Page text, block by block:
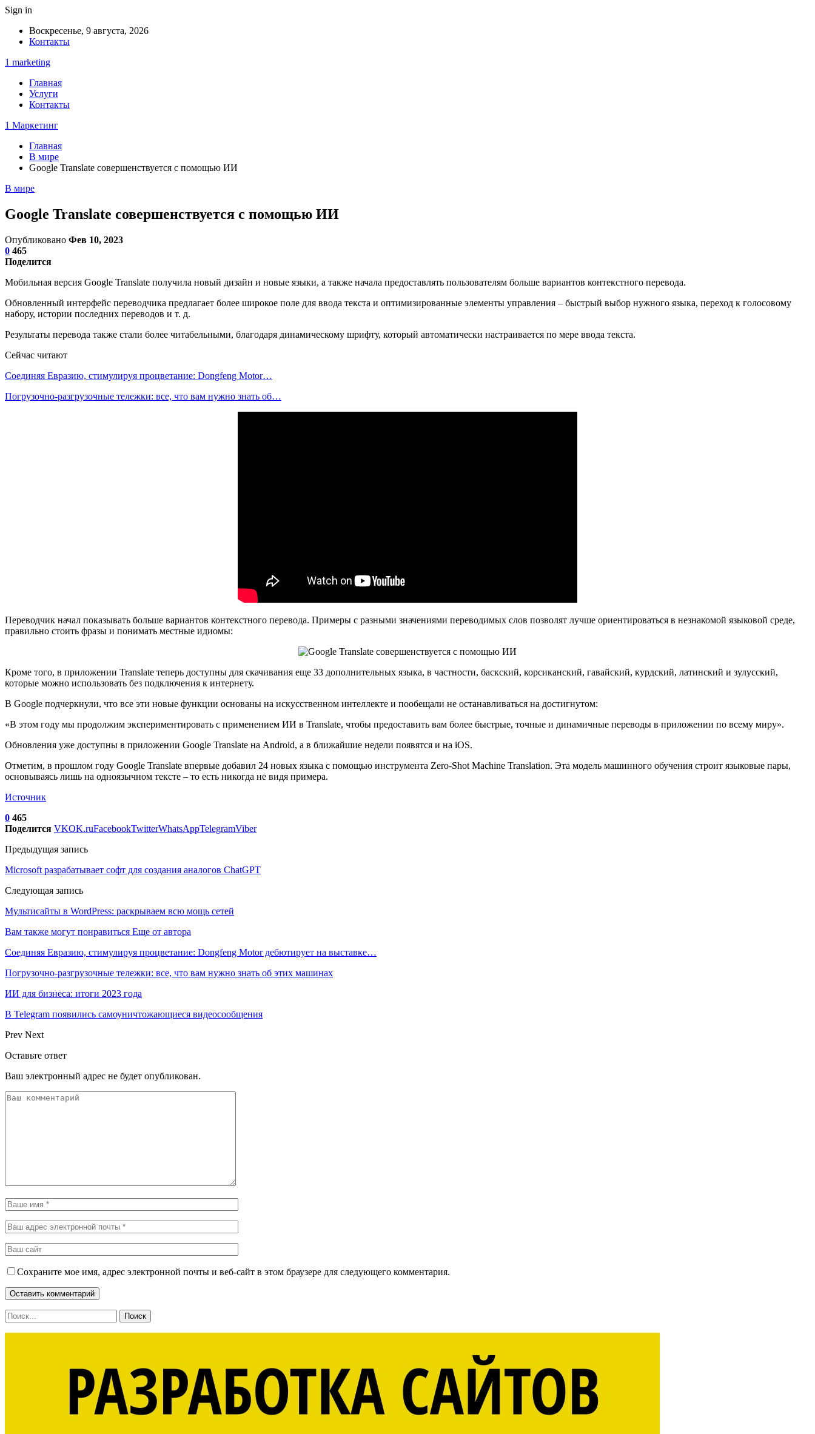
Sign in
Воскресенье, 9 августа, 2026
Контакты
1 marketing
Главная
Услуги
Контакты
1 Маркетинг
Главная
В мире
Google Translate совершенствуется с помощью ИИ
В мире
Google Translate совершенствуется с помощью ИИ
Опубликовано Фев 10, 2023
0 465
Поделится
Мобильная версия Google Translate получила новый дизайн и новые языки, а также начала предоставлять пользователям больше вариантов контекстного перевода.
Обновленный интерфейс переводчика предлагает более широкое поле для ввода текста и оптимизированные элементы управления – быстрый выбор нужного языка, переход к голосовому
набору, истории последних переводов и т. д.
Результаты перевода также стали более читабельными, благодаря динамическому шрифту, который автоматически настраивается по мере ввода текста.
Сейчас читают
Соединяя Евразию, стимулируя процветание: Dongfeng Motor…
Погрузочно-разгрузочные тележки: все, что вам нужно знать об…
Переводчик начал показывать больше вариантов контекстного перевода. Примеры с разными значениями переводимых слов позволят лучше ориентироваться в незнакомой языковой среде,
правильно стоить фразы и понимать местные идиомы:
Кроме того, в приложении Translate теперь доступны для скачивания еще 33 дополнительных языка, в частности, баскский, корсиканский, гавайский, курдский, латинский и зулусский,
которые можно использовать без подключения к интернету.
В Google подчеркнули, что все эти новые функции основаны на искусственном интеллекте и пообещали не останавливаться на достигнутом:
«В этом году мы продолжим экспериментировать с применением ИИ в Translate, чтобы предоставить вам более быстрые, точные и динамичные переводы в приложении по всему миру».
Обновления уже доступны в приложении Google Translate на Android, а в ближайшие недели появятся и на iOS.
Отметим, в прошлом году Google Translate впервые добавил 24 новых языка с помощью инструмента Zero-Shot Machine Translation. Эта модель машинного обучения строит языковые пары,
основываясь лишь на одноязычном тексте – то есть никогда не видя примера.
Источник
0 465
Поделится VKOK.ruFacebookTwitterWhatsAppTelegramViber
Предыдущая запись
Microsoft разрабатывает софт для создания аналогов ChatGPT
Следующая запись
Мультисайты в WordPress: раскрываем всю мощь сетей
Вам также могут понравиться Еще от автора
Соединяя Евразию, стимулируя процветание: Dongfeng Motor дебютирует на выставке…
Погрузочно-разгрузочные тележки: все, что вам нужно знать об этих машинах
ИИ для бизнеса: итоги 2023 года
В Telegram появились самоуничтожающиеся видеосообщения
Prev Next
Оставьте ответ
Ваш электронный адрес не будет опубликован.
Сохраните мое имя, адрес электронной почты и веб-сайт в этом браузере для следующего комментария.